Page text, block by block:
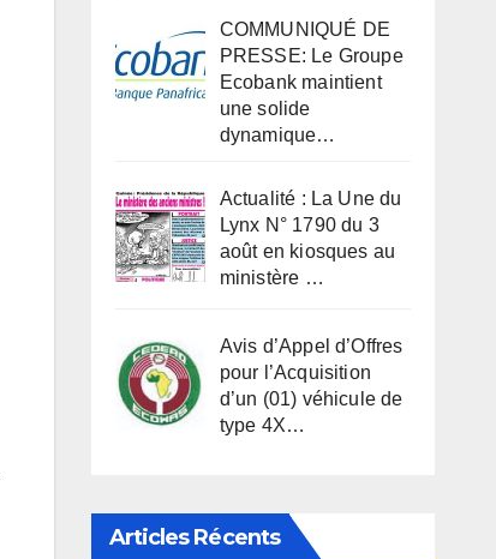
COMMUNIQUÉ DE
PRESSE: Le Groupe
Ecobank maintient
une solide
dynamique…
Actualité : La Une du
Lynx N° 1790 du 3
août en kiosques au
ministère …
Avis d’Appel d’Offres
pour l’Acquisition
d’un (01) véhicule de
type 4X…
Articles Récents